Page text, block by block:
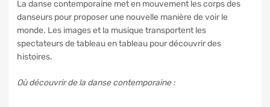
La danse contemporaine met en mouvement les corps des
danseurs pour proposer une nouvelle manière de voir le
monde. Les images et la musique transportent les
spectateurs de tableau en tableau pour découvrir des
histoires.
Où découvrir de la danse contemporaine :